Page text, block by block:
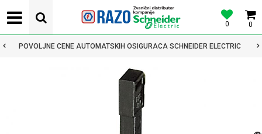
0
0
POVOLJNE CENE AUTOMATSKIH OSIGURACA SCHNEIDER ELECTRIC